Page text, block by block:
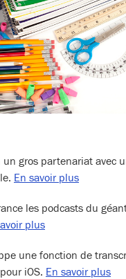
gros partenariat avec
En savoir plus
les podcasts du
plus
une fonction de
iOS. En savoir plus